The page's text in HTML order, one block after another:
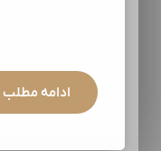
ادامه مطلب